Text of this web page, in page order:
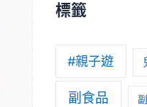
標籤
#親子遊
副食品